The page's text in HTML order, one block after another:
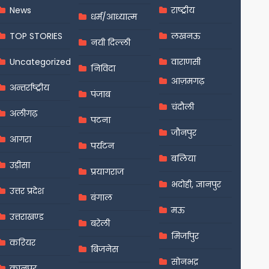
News
TOP STORIES
Uncategorized
अन्तर्राष्ट्रीय
अलीगढ़
आगरा
उड़ीसा
उत्तर प्रदेश
उत्तराखण्ड
करियर
धर्म/आध्यात्म
नयी दिल्ली
निविदा
पंजाब
पटना
पर्यटन
प्रयागराज
बंगाल
बरेली
बिजनेस
राष्ट्रीय
लखनऊ
वाराणसी
आज़मगढ़
चंदौली
जौनपुर
बलिया
भदोही, ज्ञानपुर
मऊ
मिर्जापुर
सोनभद्र